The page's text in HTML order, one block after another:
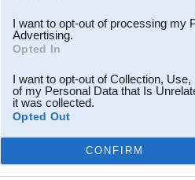
I want to opt-out of processing my
Advertising.
Opted In
I want to opt-out of Collection,
of my Personal Data that Is
it was collected.
Opted Out
CONFIRM